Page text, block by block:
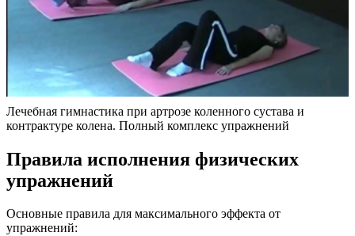
Лечебная гимнастика при артрозе коленного сустава и
контрактуре колена. Полный комплекс упражнений
Правила исполнения физических
упражнений
Основные правила для максимального эффекта от
упражнений: